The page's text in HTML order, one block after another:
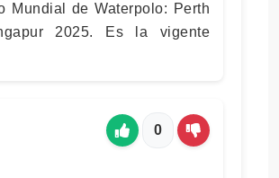
Mundial de Waterpolo: Perth
2025. Es la vigente
0